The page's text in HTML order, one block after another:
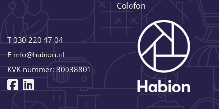
Colofon
T030 220 47 04
E info@habion.nl
KVK-nummer: 30038801